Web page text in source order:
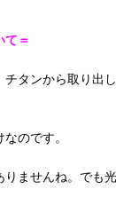
て＝
チタンから取り出
のです。
ませんね。でも